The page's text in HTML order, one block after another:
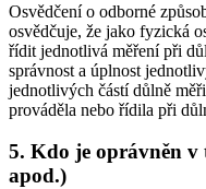
Osvědčení o odborné
osvědčuje, že jako fyzická
řídit jednotlivá měření při
správnost a úplnost
jednotlivých částí důlně
prováděla nebo řídila při
5. Kdo je oprávněn v
apod.)